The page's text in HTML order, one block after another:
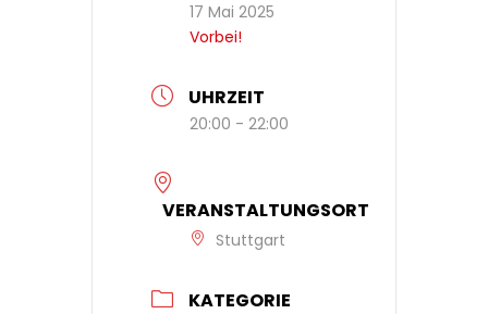
17 Mai 2025
Vorbei!
UHRZEIT
20:00 - 22:00
VERANSTALTUNGSORT
Stuttgart
KATEGORIE